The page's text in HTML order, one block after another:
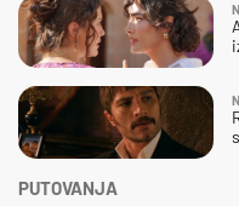
PUTOVANJA